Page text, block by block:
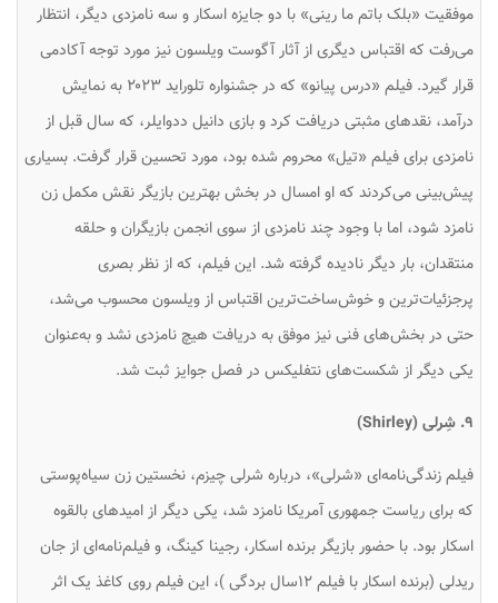
موفقیت «بلک باتم ما رینی» با دو جایزه اسکار و سه نامزدی دیگر، انتظار
می‌رفت که اقتباس دیگری از آثار آگوست ویلسون نیز مورد توجه آکادمی
قرار گیرد. فیلم «درس پیانو» که در جشنواره تلوراید ۲۰۲۳ به نمایش
درآمد، نقدهای مثبتی دریافت کرد و بازی دانیل ددوایلر، که سال قبل از
نامزدی برای فیلم «تیل» محروم شده بود، مورد تحسین قرار گرفت. بسیاری
پیش‌بینی می‌کردند که او امسال در بخش بهترین بازیگر نقش مکمل زن
نامزد شود، اما با وجود چند نامزدی از سوی انجمن بازیگران و حلقه
منتقدان، بار دیگر نادیده گرفته شد. این فیلم، که از نظر بصری
پرجزئیات‌ترین و خوش‌ساخت‌ترین اقتباس از ویلسون محسوب می‌شد،
حتی در بخش‌های فنی نیز موفق به دریافت هیچ نامزدی نشد و به‌عنوان
یکی دیگر از شکست‌های نتفلیکس در فصل جوایز ثبت شد.
۹. شِرلی (Shirley)
فیلم زندگی‌نامه‌ای «شرلی»، درباره شرلی چیزم، نخستین زن سیاه‌پوستی
که برای ریاست جمهوری آمریکا نامزد شد، یکی دیگر از امیدهای بالقوه
اسکار بود. با حضور بازیگر برنده اسکار، رجینا کینگ، و فیلم‌نامه‌ای از جان
ریدلی (برنده اسکار با فیلم ۱۲سال بردگی )، این فیلم روی کاغذ یک اثر